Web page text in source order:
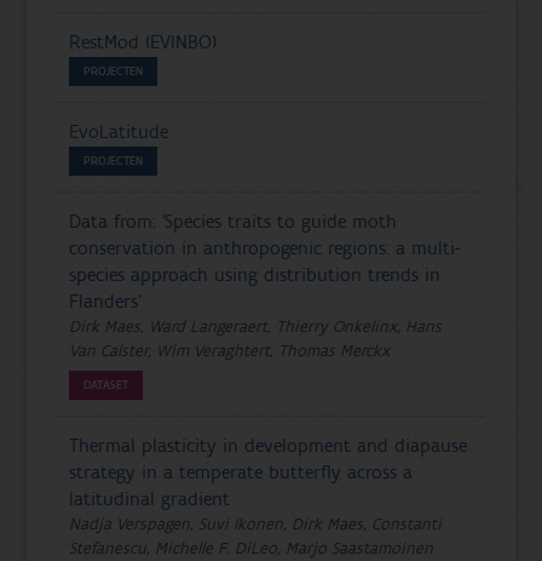
RestMod (EVINBO)
PROJECTEN
EvoLatitude
PROJECTEN
Data from: 'Species traits to guide moth
conservation in anthropogenic regions: a multi-
species approach using distribution trends in
Flanders'
Dirk Maes, Ward Langeraert, Thierry Onkelinx, Hans
Van Calster, Wim Veraghtert, Thomas Merckx
DATASET
Thermal plasticity in development and diapause
strategy in a temperate butterfly across a
latitudinal gradient
Nadja Verspagen, Suvi Ikonen, Dirk Maes, Constanti
Stefanescu, Michelle F. DiLeo, Marjo Saastamoinen